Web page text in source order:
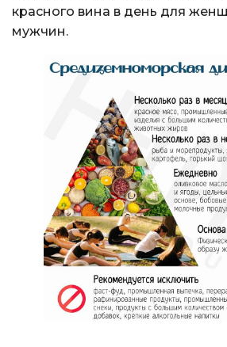
красного вина в день для
мужчин.